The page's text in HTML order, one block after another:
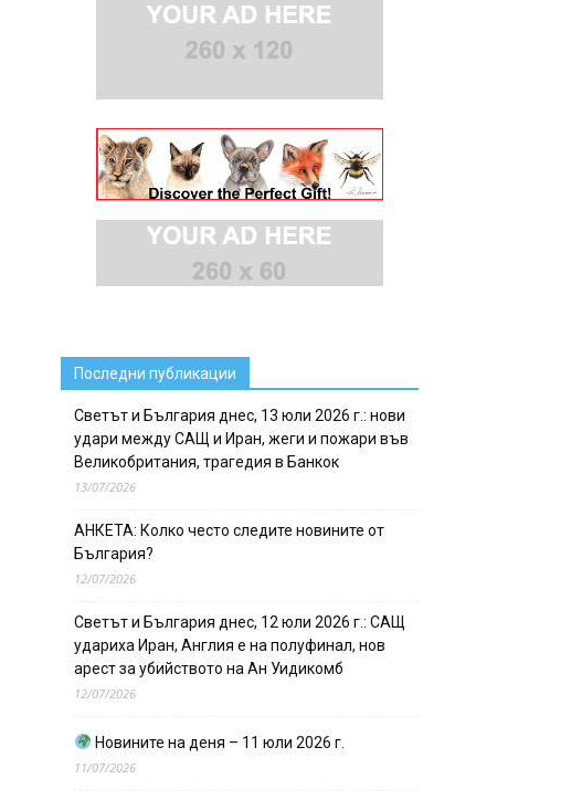
Последни публикации
Светът и България днес, 13 юли 2026 г.: нови
удари между САЩ и Иран, жеги и пожари във
Великобритания, трагедия в Банкок
13/07/2026
АНКЕТА: Колко често следите новините от
България?
12/07/2026
Светът и България днес, 12 юли 2026 г.: САЩ
удариха Иран, Англия е на полуфинал, нов
арест за убийството на Ан Уидикомб
12/07/2026
Новините на деня – 11 юли 2026 г.
11/07/2026